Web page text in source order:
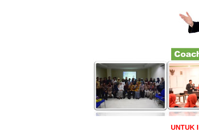
UNTUK